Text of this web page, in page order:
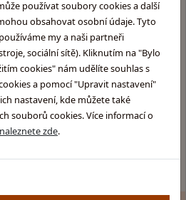
používat soubory cookies a další
obsahovat osobní údaje. Tyto
my a naši partneři
sociální sítě). Kliknutím na "Bylo
cookies" nám udělíte souhlas s
a pomocí "Upravit nastavení"
nastavení, kde můžete také
souborů cookies. Více informací o
naleznete zde.
Skupina obchodů
Glentyno:
Skotska-whisky.cz
Rumy.cz
Brandy.cz